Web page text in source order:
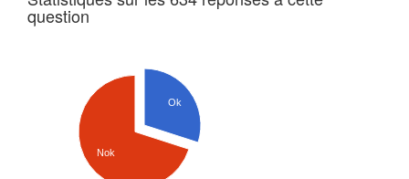
question
Ok
Nok